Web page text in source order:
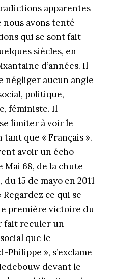
apparentes
nous avons tenté
qui se sont fait
siècles, en
d’années. Il
négliger aucun angle
politique,
féministe. Il
limiter à voir le
que « Français ».
avoir un écho
Mai 68, de la chute
15 de mayo en 2011
ce qui se
première victoire du
fait reculer un
que le
Philippe », s’exclame
devant le